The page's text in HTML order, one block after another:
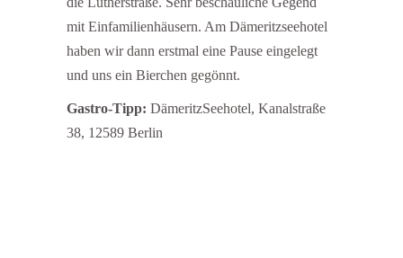
mit Einfamilienhäusern. Am Dämeritzseehotel
haben wir dann erstmal eine Pause eingelegt
und uns ein Bierchen gegönnt.
Gastro-Tipp: DämeritzSeehotel, Kanalstraße
38, 12589 Berlin